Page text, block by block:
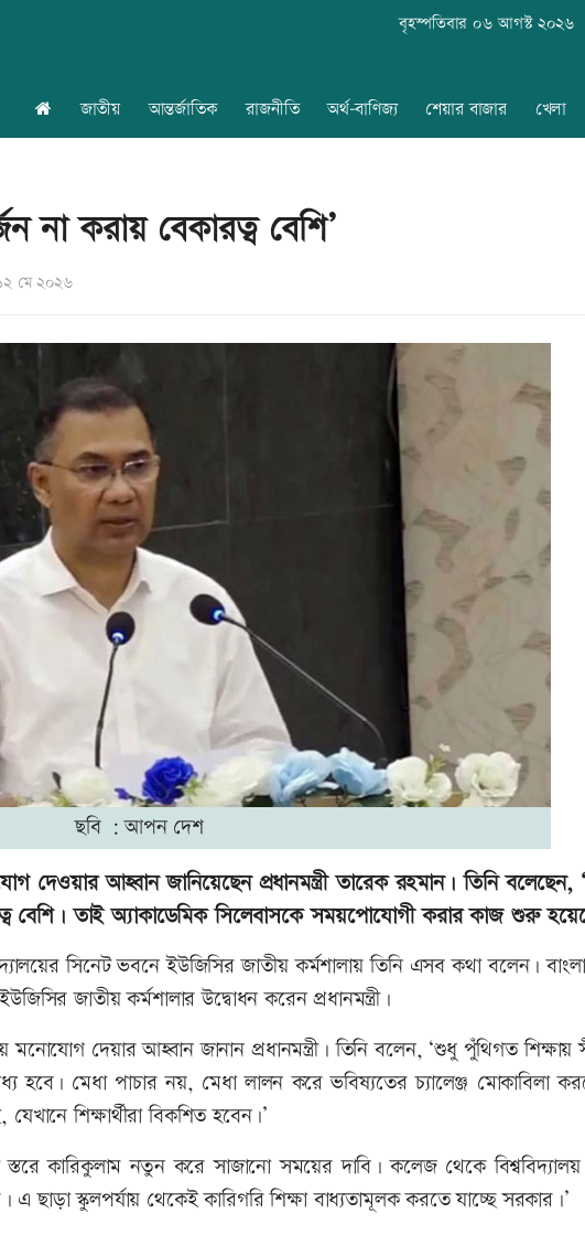
বৃহস্পতিবার ০৬ আগস্ট ২০২৬
জাতীয় আন্তর্জাতিক রাজনীতি অর্থ-বাণিজ্য শেয়ার বাজার খেলা
না করায় বেকারত্ব বেশি’
মে ২০২৬
ছবি : আপন দেশ
দেওয়ার আহ্বান জানিয়েছেন প্রধানমন্ত্রী তারেক রহমান। তিনি বলেছেন,
বেশি। তাই অ্যাকাডেমিক সিলেবাসকে সময়পোযোগী করার কাজ শুরু
সিনেট ভবনে ইউজিসির জাতীয় কর্মশালায় তিনি এসব কথা বলেন।
জাতীয় কর্মশালার উদ্বোধন করেন প্রধানমন্ত্রী।
মনোযোগ দেয়ার আহ্বান জানান প্রধানমন্ত্রী। তিনি বলেন, ‘শুধু পুঁথিগত শিক্ষায়
হবে। মেধা পাচার নয়, মেধা লালন করে ভবিষ্যতের চ্যালেঞ্জ মোকাবিলা
শিক্ষার্থীরা বিকশিত হবেন।’
কারিকুলাম নতুন করে সাজানো সময়ের দাবি। কলেজ থেকে বিশ্ববিদ্যালয়
এ ছাড়া স্কুলপর্যায় থেকেই কারিগরি শিক্ষা বাধ্যতামূলক করতে যাচ্ছে সরকার।’